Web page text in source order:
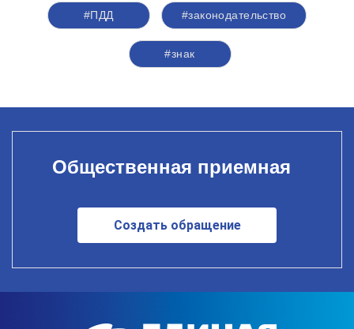
#ПДД #законодательство
#знак
Общественная приемная
Создать обращение